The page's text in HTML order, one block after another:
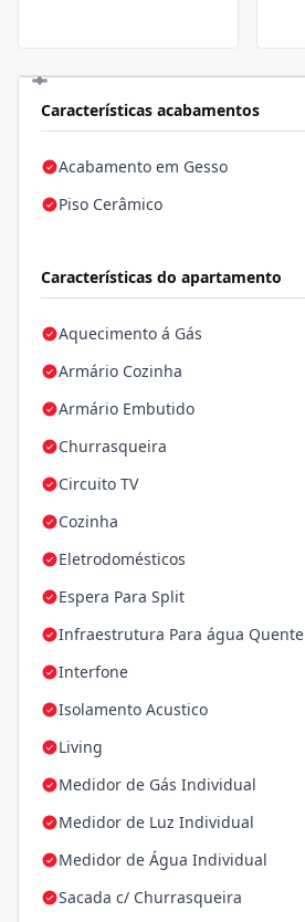
Características acabamentos
Acabamento em Gesso
Piso Cerâmico
Características do apartamento
Aquecimento á Gás
Armário Cozinha
Armário Embutido
Churrasqueira
Circuito TV
Cozinha
Eletrodomésticos
Espera Para Split
Infraestrutura Para água Quente
Interfone
Isolamento Acustico
Living
Medidor de Gás Individual
Medidor de Luz Individual
Medidor de Água Individual
Sacada c/ Churrasqueira